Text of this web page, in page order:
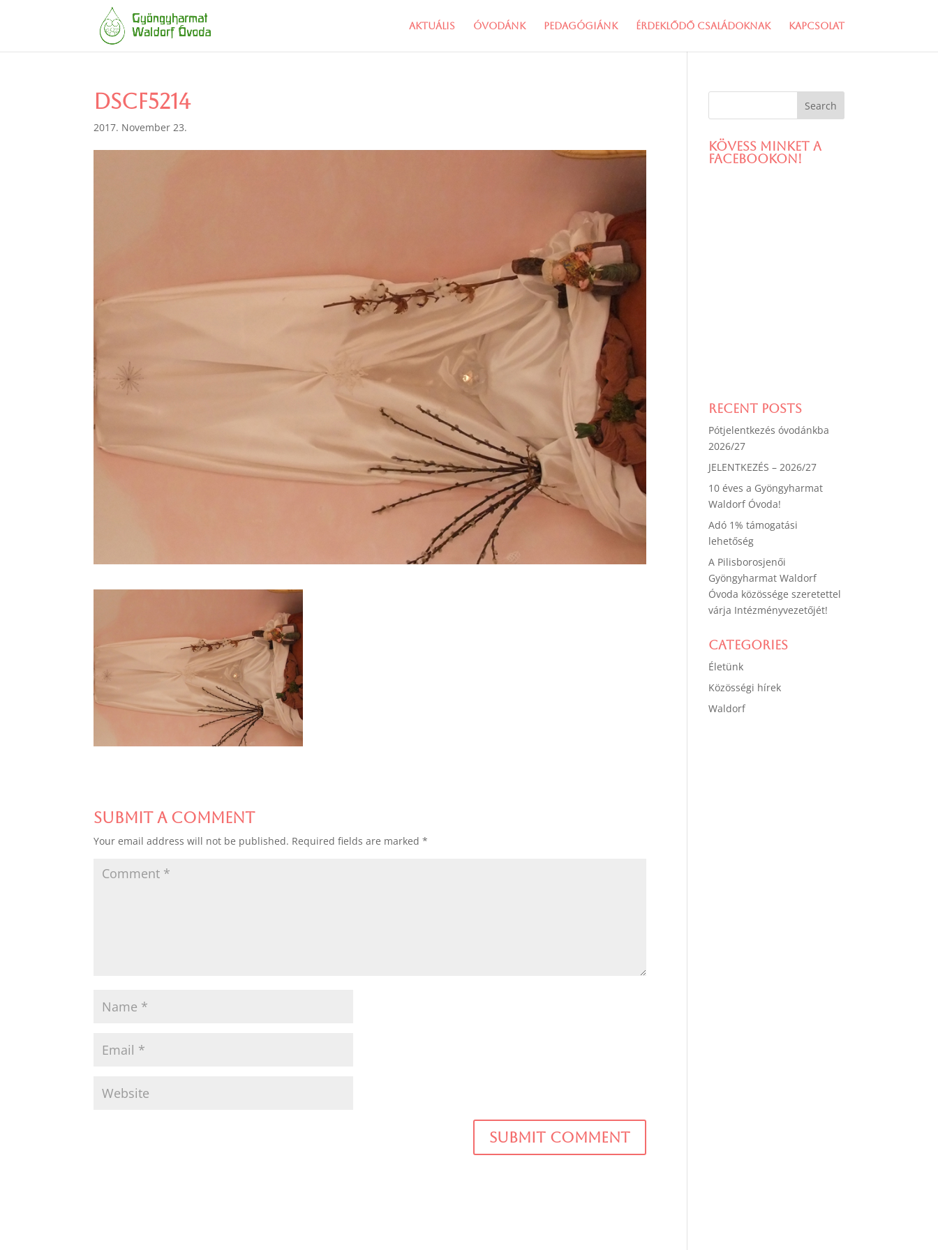
Aktuális Óvodánk Pedagógiánk Érdeklődő családoknak Kapcsolat
DSCF5214
2017. November 23.
Submit a Comment
Your email address will not be published. Required fields are marked*
Kövess minket a
facebookon!
Recent Posts
Pótjelentkezés óvodánkba
2026/27
JELENTKEZÉS – 2026/27
10 éves a Gyöngyharmat
Waldorf Óvoda!
Adó 1% támogatási
lehetőség
A Pilisborosjenői
Gyöngyharmat Waldorf
Óvoda közössége szeretettel
várja Intézményvezetőjét!
Categories
Életünk
Közösségi hírek
Waldorf